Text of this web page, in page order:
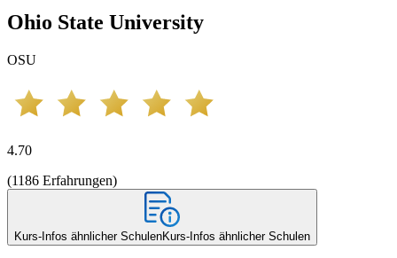
Ohio State University
OSU
4.70
(1186 Erfahrungen)
Kurs-Infos ähnlicher SchulenKurs-Infos ähnlicher Schulen